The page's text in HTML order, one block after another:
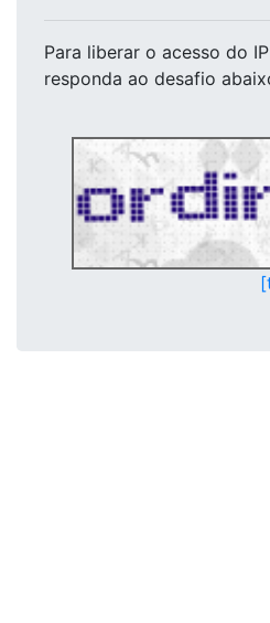
Para liberar o acesso do IP
responda ao desafio